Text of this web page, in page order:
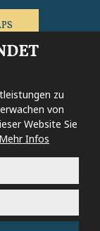
– alle Rechte
|Sicherheit und
und es gelten die
zu
von
Website Sie
Mehr Infos